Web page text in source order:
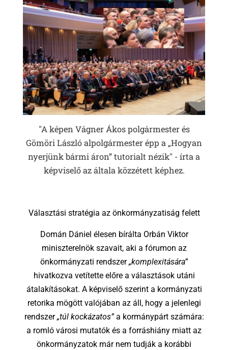
"A képen Vágner Ákos polgármester és
Gömöri László alpolgármester épp a „Hogyan
nyerjünk bármi áron” tutorialt nézik" - írta a
képviselő az általa közzétett képhez.
Választási stratégia az önkormányzatiság felett
Domán Dániel élesen bírálta Orbán Viktor
miniszterelnök szavait, aki a fórumon az
önkormányzati rendszer„komplexitására”
hivatkozva vetítette előre a választások utáni
átalakításokat. A képviselő szerint a kormányzati
retorika mögött valójában az áll, hogy a jelenlegi
rendszer„túl kockázatos”a kormánypárt számára:
a romló városi mutatók és a forráshiány miatt az
önkormányzatok már nem tudják a korábbi